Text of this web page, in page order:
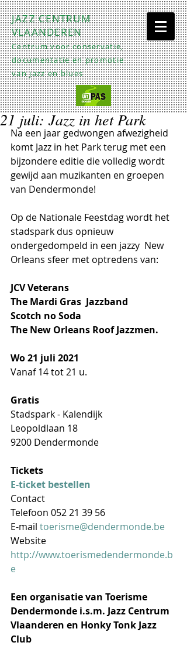
JAZZ CENTRUM
VLAANDEREN
Centrum voor conservatie,
documentatie en promotie
van jazz en blues
21 juli: Jazz in het Park
Na een jaar gedwongen afwezigheid
komt Jazz in het Park terug met een
bijzondere editie die volledig wordt
gewijd aan muzikanten en groepen
van Dendermonde!
Op de Nationale Feestdag wordt het
stadspark dus opnieuw
ondergedompeld in een jazzy  New
Orleans sfeer met optredens van:
JCV Veterans
The Mardi Gras  Jazzband
Scotch no Soda
The New Orleans Roof Jazzmen.
Wo 21 juli 2021
Vanaf 14 tot 21 u.
Gratis
Stadspark - Kalendijk
Leopoldlaan 18
9200 Dendermonde
Tickets
E-ticket bestellen
Contact
Telefoon 052 21 39 56
E-mail toerisme@dendermonde.be
Website
http://www.toerismedendermonde.b
e
Een organisatie van Toerisme
Dendermonde i.s.m. Jazz Centrum
Vlaanderen en Honky Tonk Jazz
Club